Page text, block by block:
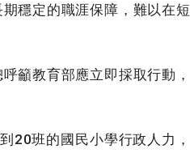
穩定的職涯保障，難以在短
籲教育部應立即採取行動，
20班的國民小學行政人力，